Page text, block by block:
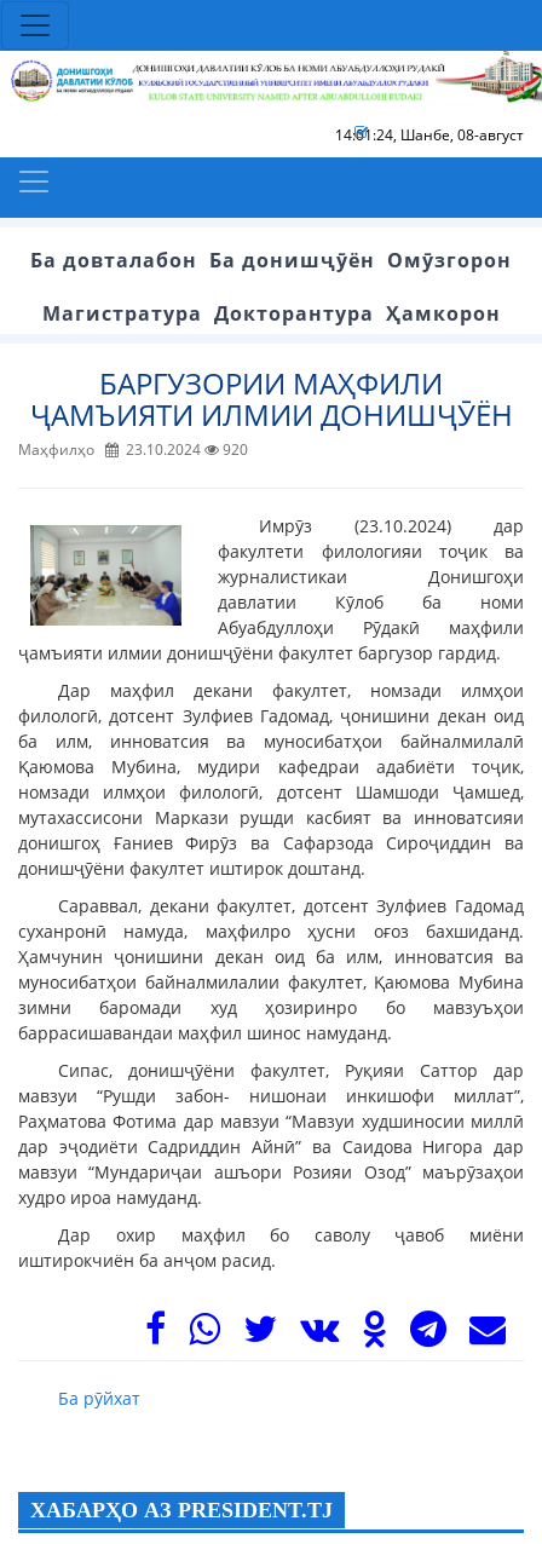
14:01:24, Шанбе, 08-август
Ба довталабон Ба донишҷӯён Омӯзгорон
Магистратура Докторантура Ҳамкорон
БАРГУЗОРИИ МАҲФИЛИ
ҶАМЪИЯТИ ИЛМИИ ДОНИШҶӮЁН
Маҳфилҳо 23.10.2024 920
Имрӯз (23.10.2024) дар
факултети филологияи тоҷик ва
журналистикаи Донишгоҳи
давлатии Кӯлоб ба номи
Абуабдуллоҳи Рӯдакӣ маҳфили
ҷамъияти илмии донишҷӯёни факултет баргузор гардид.
Дар маҳфил декани факултет, номзади илмҳои
филологӣ, дотсент Зулфиев Гадомад, ҷонишини декан оид
ба илм, инноватсия ва муносибатҳои байналмилалӣ
Қаюмова Мубина, мудири кафедраи адабиёти тоҷик,
номзади илмҳои филологӣ, дотсент Шамшоди Ҷамшед,
мутахассисони Маркази рушди касбият ва инноватсияи
донишгоҳ Ғаниев Фирӯз ва Сафарзода Сироҷиддин ва
донишҷӯёни факултет иштирок доштанд.
Сараввал, декани факултет, дотсент Зулфиев Гадомад
суханронӣ намуда, маҳфилро ҳусни оғоз бахшиданд.
Ҳамчунин ҷонишини декан оид ба илм, инноватсия ва
муносибатҳои байналмилалии факултет, Қаюмова Мубина
зимни баромади худ ҳозиринро бо мавзуъҳои
баррасишавандаи маҳфил шинос намуданд.
Сипас, донишҷӯёни факултет, Руқияи Саттор дар
мавзуи “Рушди забон- нишонаи инкишофи миллат”,
Раҳматова Фотима дар мавзуи “Мавзуи худшиносии миллӣ
дар эҷодиёти Садриддин Айнӣ” ва Саидова Нигора дар
мавзуи “Мундариҷаи ашъори Розияи Озод” маърӯзаҳои
худро ироа намуданд.
Дар охир маҳфил бо саволу ҷавоб миёни
иштирокчиён ба анҷом расид.
Ба рӯйхат
ХАБАРҲО АЗ PRESIDENT.TJ